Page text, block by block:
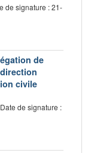
de signature : 21-
de
civile
Date de signature :